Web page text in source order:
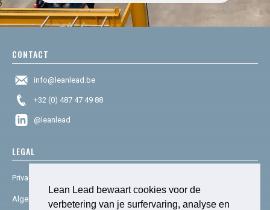
Lean Lead bewaart cookies voor de
verbetering van je surfervaring, analyse en
CONTACT
info@leanlead.be
+32 (0) 487 47 49 88
@leanlead
LEGAL
Privacy & cookies
Algemene voorwaarden